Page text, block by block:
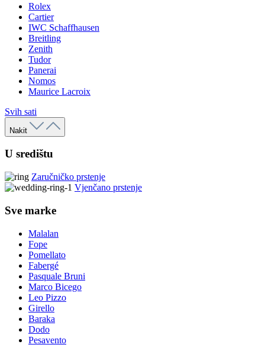
Rolex
Cartier
IWC Schaffhausen
Breitling
Zenith
Tudor
Panerai
Nomos
Maurice Lacroix
Svih sati
Nakit
U središtu
Zaručničko prstenje
Vjenčano prstenje
Sve marke
Malalan
Fope
Pomellato
Fabergé
Pasquale Bruni
Marco Bicego
Leo Pizzo
Girello
Baraka
Dodo
Pesavento